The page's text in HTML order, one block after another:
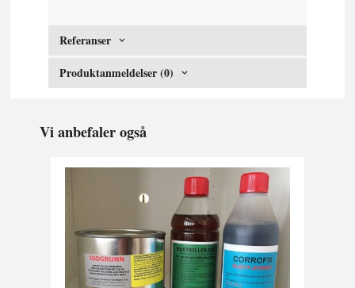
Referanser
Produktanmeldelser (0)
Vi anbefaler også